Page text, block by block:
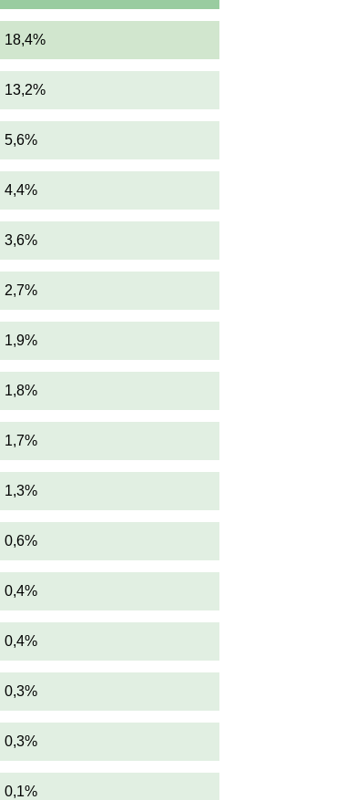
18,4%
13,2%
5,6%
4,4%
3,6%
2,7%
1,9%
1,8%
1,7%
1,3%
0,6%
0,4%
0,4%
0,3%
0,3%
0,1%